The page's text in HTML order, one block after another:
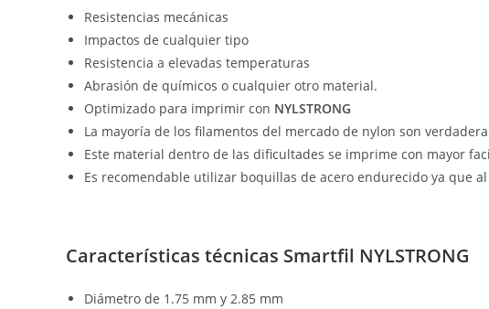
Resistencias mecánicas
Impactos de cualquier tipo
Resistencia a elevadas temperaturas
Abrasión de químicos o cualquier otro material.
Optimizado para imprimir con NYLSTRONG
La mayoría de los filamentos del mercado de nylon son
Este material dentro de las dificultades se imprime con mayor
Es recomendable utilizar boquillas de acero endurecido ya que
Características técnicas Smartfil NYLSTRONG
Diámetro de 1.75 mm y 2.85 mm